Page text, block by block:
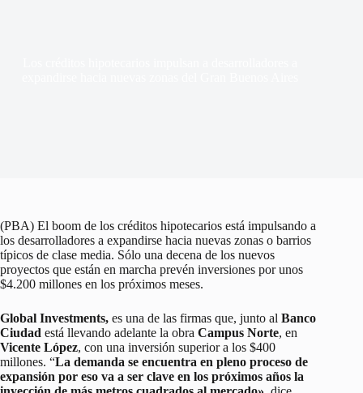
(PBA) El boom de los créditos hipotecarios está impulsando a
los desarrolladores a expandirse hacia nuevas zonas o barrios
típicos de clase media. Sólo una decena de los nuevos
proyectos que están en marcha prevén inversiones por unos
$4.200 millones en los próximos meses.
Global Investments, es una de las firmas que, junto al Banco
Ciudad está llevando adelante la obra Campus Norte, en
Vicente López, con una inversión superior a los $400
millones. “La demanda se encuentra en pleno proceso de
expansión por eso va a ser clave en los próximos años la